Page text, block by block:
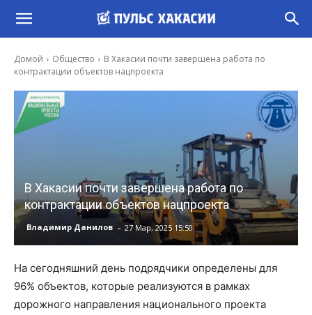
Домой Общество
В Хакасии почти завершена работа по
контрактации объектов нацпроекта
В Хакасии почти завершена работа по
контрактации объектов нацпроекта
Владимир Данилов - 27 Мар, 2025 15:50
На сегодняшний день подрядчики определены для
96% объектов, которые реализуются в рамках
дорожного направления национального проекта